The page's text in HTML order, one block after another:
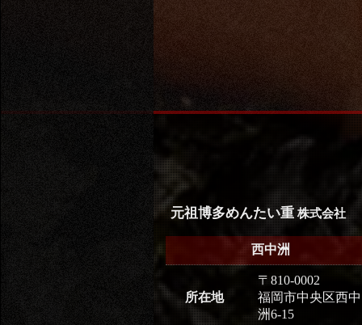
元祖博多めんたい重株式会社
西中洲
所在地
〒810-0002
福岡市中央区西中
洲6-15